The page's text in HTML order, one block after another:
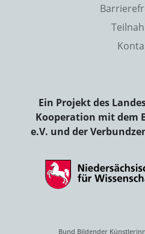
Ein Projekt des
Kooperation mit dem
e.V. und der
Bund Bildender